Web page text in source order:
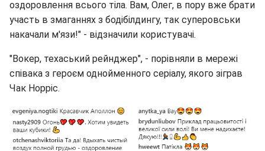
оздоровлення всього тіла. Вам, Олег, в пору вже брати
участь в змаганнях з бодібілдингу, так суперовськи
накачали м'язи!" - відзначили користувачі.
"Вокер, техаський рейнджер", - порівняли в мережі
співака з героєм однойменного серіалу, якого зіграв
Чак Норріс.